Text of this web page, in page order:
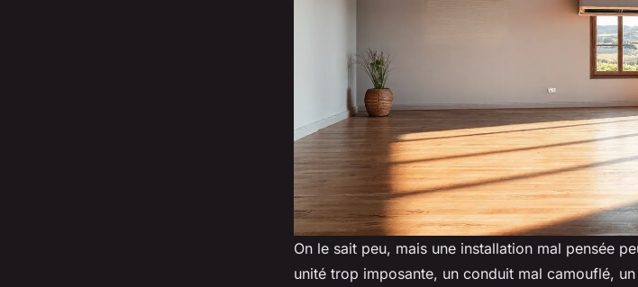
On le sait peu, mais une installation mal pensée
unité trop imposante, un conduit mal camouflé,